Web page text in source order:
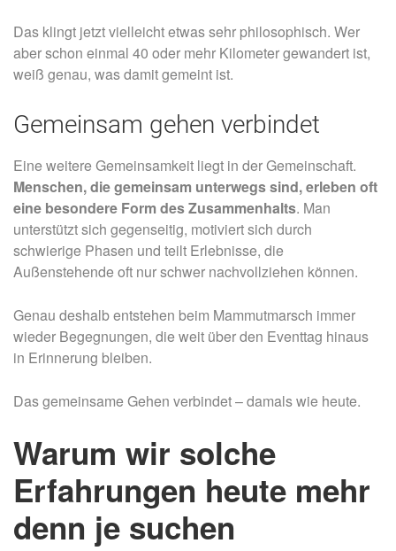
Das klingt jetzt vielleicht etwas sehr philosophisch. Wer
aber schon einmal 40 oder mehr Kilometer gewandert ist,
weiß genau, was damit gemeint ist.
Gemeinsam gehen verbindet
Eine weitere Gemeinsamkeit liegt in der Gemeinschaft.
Menschen, die gemeinsam unterwegs sind, erleben oft
eine besondere Form des Zusammenhalts. Man
unterstützt sich gegenseitig, motiviert sich durch
schwierige Phasen und teilt Erlebnisse, die
Außenstehende oft nur schwer nachvollziehen können.
Genau deshalb entstehen beim Mammutmarsch immer
wieder Begegnungen, die weit über den Eventtag hinaus
in Erinnerung bleiben.
Das gemeinsame Gehen verbindet – damals wie heute.
Warum wir solche
Erfahrungen heute mehr
denn je suchen